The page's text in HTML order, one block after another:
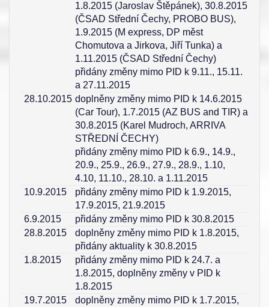
1.8.2015 (Jaroslav Štěpánek), 30.8.2015
(ČSAD Střední Čechy, PROBO BUS),
1.9.2015 (M express, DP měst
Chomutova a Jirkova, Jiří Tunka) a
1.11.2015 (ČSAD Střední Čechy)
přidány změny mimo PID k 9.11., 15.11.
a 27.11.2015
28.10.2015 doplněny změny mimo PID k 14.6.2015
(Car Tour), 1.7.2015 (AZ BUS and TIR) a
30.8.2015 (Karel Mudroch, ARRIVA
STŘEDNÍ ČECHY)
přidány změny mimo PID k 6.9., 14.9.,
20.9., 25.9., 26.9., 27.9., 28.9., 1.10,
4.10, 11.10., 28.10. a 1.11.2015
10.9.2015
přidány změny mimo PID k 1.9.2015,
17.9.2015, 21.9.2015
6.9.2015
přidány změny mimo PID k 30.8.2015
28.8.2015
doplněny změny mimo PID k 1.8.2015,
přidány aktuality k 30.8.2015
1.8.2015
přidány změny mimo PID k 24.7. a
1.8.2015, doplněny změny v PID k
1.8.2015
19.7.2015
doplněny změny mimo PID k 1.7.2015,